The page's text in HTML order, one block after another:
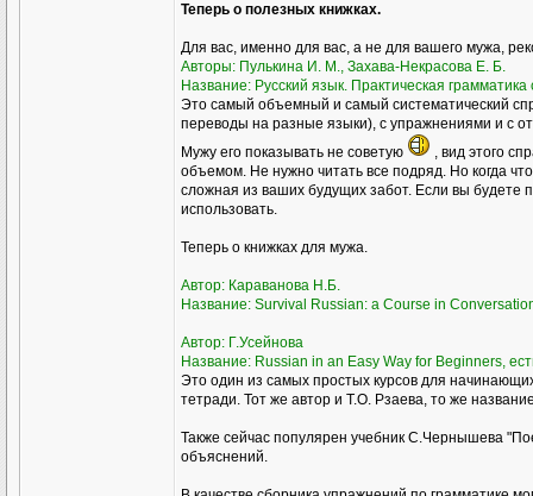
Теперь о полезных книжках.
Для вас, именно для вас, а не для вашего мужа,
Авторы: Пулькина И. М., Захава-Некрасова Е. Б.
Название: Русский язык. Практическая
Это самый объемный и самый систематический
переводы на разные языки), с упражнениями и с
Мужу его показывать не советую
, вид этого
объемом. Не нужно читать все подряд. Но когда
сложная из ваших будущих забот. Если вы будете
использовать.
Теперь о книжках для мужа.
Автор: Караванова Н.Б.
Название: Survival Russian: а Course in
Автор: Г.Усейнова
Название: Russian in an Easy Way for Beginners,
Это один из самых простых курсов для
тетради. Тот же автор и Т.О. Рзаева, то же
Также сейчас популярен учебник С.Чернышева
объяснений.